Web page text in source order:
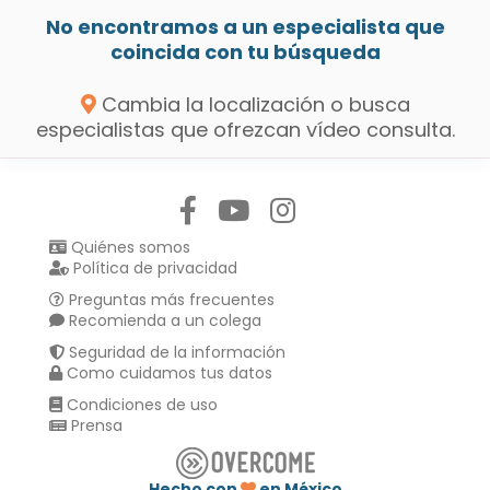
No encontramos a un especialista que
coincida con tu búsqueda
Cambia la localización o busca
especialistas que ofrezcan vídeo consulta.
Quiénes somos
Política de privacidad
Preguntas más frecuentes
Recomienda a un colega
Seguridad de la información
Como cuidamos tus datos
Condiciones de uso
Prensa